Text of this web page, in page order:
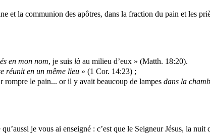
et la communion des apôtres, dans la fraction du pain et les
en mon nom, je suis làau milieu d’eux » (Matth. 18:20).
réunit en un même lieu» (1 Cor. 14:23) ;
rompre le pain... or il y avait beaucoup de lampes dans la
je vous ai enseigné : c’est que le Seigneur Jésus, la